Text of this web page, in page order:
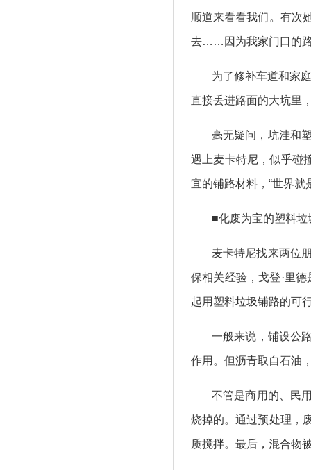
顺道来看看我们。有次
去……因为我家门口的路
为了修补车道和家
直接丢进路面的大坑里
毫无疑问，坑洼和
遇上麦卡特尼，似乎碰
宜的铺路材料，“世界
■化废为宝的塑料垃
麦卡特尼找来两位
保相关经验，戈登·里
起用塑料垃圾铺路的可
一般来说，铺设公
作用。但沥青取自石油
不管是商用的、民
烧掉的。通过预处理，
质搅拌。最后，混合物